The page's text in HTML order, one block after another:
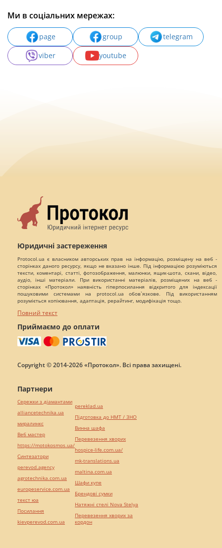
Ми в соціальних мережах:
page group
telegram
viber
youtube
Юридичні застереження
Protocol.ua є власником авторських прав на інформацію, розміщену на веб -
сторінках даного ресурсу, якщо не вказано інше. Під інформацією розуміються
тексти, коментарі, статті, фотозображення, малюнки, ящик-шота, скани, відео,
аудіо, інші матеріали. При використанні матеріалів, розміщених на веб -
сторінках «Протокол» наявність гіперпосилання відкритого для індексації
пошуковими системами на protocol.ua обов`язкове. Під використанням
розуміється копіювання, адаптація, рерайтинг, модифікація тощо.
Повний текст
Приймаємо до оплати
Copyright © 2014-2026 «Протокол». Всі права захищені.
Партнери
Сережки з діамантами
alliancetechnika.ua
миралинкс
Веб мастер
https://motokosmos.ua/
Синтезатори
perevod.agency
agrotechnika.com.ua
europeservice.com.ua
текст юа
Посилання
kievperevod.com.ua
pereklad.ua
Підготовка до НМТ / ЗНО
Винна шафа
Перевезення хворих
hospice-life.com.ua/
mk-translations.ua
maltina.com.ua
Шафи купе
Брендові сумки
Натяжні стелі Nova Stelya
Перевезення хворих за
кордон